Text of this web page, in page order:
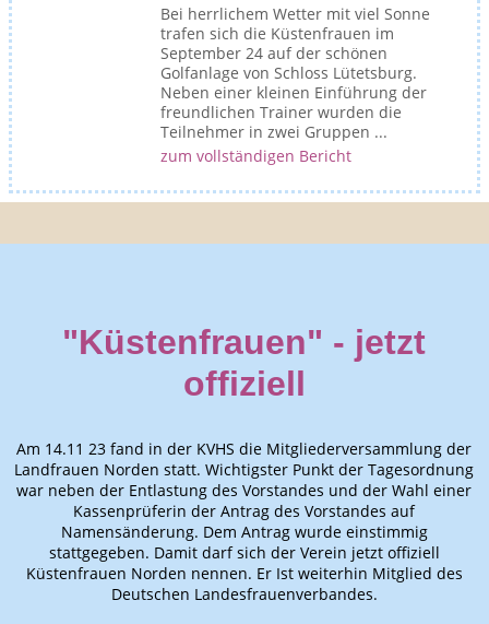
Bei herrlichem Wetter mit viel Sonne
trafen sich die Küstenfrauen im
September 24 auf der schönen
Golfanlage von Schloss Lütetsburg.
Neben einer kleinen Einführung der
freundlichen Trainer wurden die
Teilnehmer in zwei Gruppen ...
zum vollständigen Bericht
"Küstenfrauen" - jetzt
offiziell
Am 14.11 23 fand in der KVHS die Mitgliederversammlung der
Landfrauen Norden statt. Wichtigster Punkt der Tagesordnung
war neben der Entlastung des Vorstandes und der Wahl einer
Kassenprüferin der Antrag des Vorstandes auf
Namensänderung. Dem Antrag wurde einstimmig
stattgegeben. Damit darf sich der Verein jetzt offiziell
Küstenfrauen Norden nennen. Er Ist weiterhin Mitglied des
Deutschen Landesfrauenverbandes.